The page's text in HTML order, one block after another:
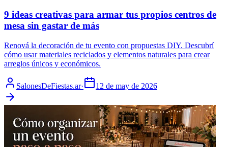
9 ideas creativas para armar tus propios centros de
mesa sin gastar de más
Renová la decoración de tu evento con propuestas DIY. Descubrí
cómo usar materiales reciclados y elementos naturales para crear
arreglos únicos y económicos.
SalonesDeFiestas.ar· 12 de may de 2026